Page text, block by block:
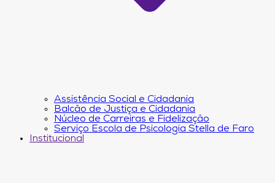
Assistência Social e Cidadania
Balcão de Justiça e Cidadania
Núcleo de Carreiras e Fidelização
Serviço Escola de Psicologia Stella de Faro
Institucional